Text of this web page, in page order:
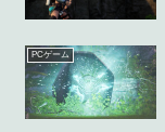
PCゲーム